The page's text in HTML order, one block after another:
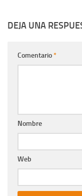
DEJA UNA
Comentario*
Nombre
Web